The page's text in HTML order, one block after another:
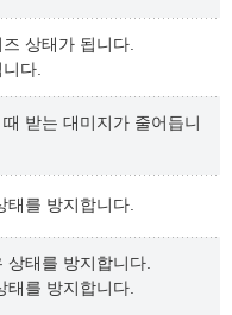
상태가 됩니다.
다.
받는 대미지가 줄어듭니
태를 방지합니다.
상태를 방지합니다.
태를 방지합니다.